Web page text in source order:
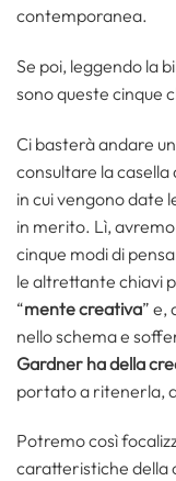
contemporanea.
Se poi, leggendo la
sono queste cinque
Ci basterà andare
consultare la
in cui vengono date
in merito. Lì,
cinque modi di
le altrettante chiavi
“mente creativa” e,
nello schema e
Gardner ha della
portato a ritenerla,
Potremo così
caratteristiche della